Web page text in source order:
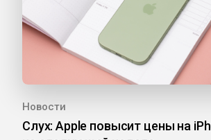
Новости
Слух: Apple повысит цены на